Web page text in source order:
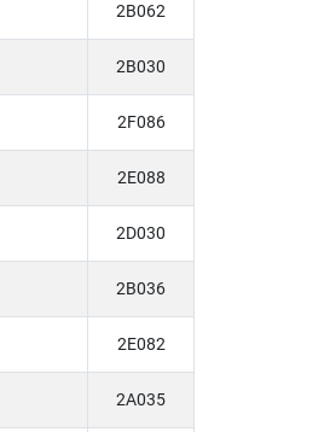
2B062
2B030
2F086
2E088
2D030
2B036
2E082
2A035